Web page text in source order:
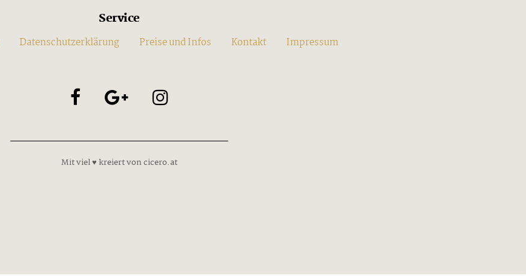
Service
Datenschutzerklärung Preise und Infos Kontakt Impressum
Mit viel ♥ kreiert von cicero.at